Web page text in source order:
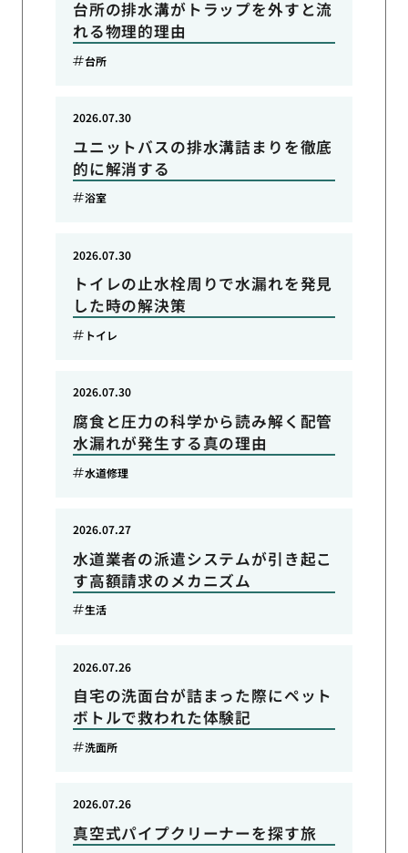
台所の排水溝がトラップを外すと流
れる物理的理由
台所
ユニットバスの排水溝詰まりを徹底
的に解消する
2026.07.30
浴室
トイレの止水栓周りで水漏れを発見
した時の解決策
2026.07.30
トイレ
腐食と圧力の科学から読み解く配管
水漏れが発生する真の理由
2026.07.30
水道修理
水道業者の派遣システムが引き起こ
す高額請求のメカニズム
2026.07.27
生活
自宅の洗面台が詰まった際にペット
ボトルで救われた体験記
2026.07.26
洗面所
真空式パイプクリーナーを探す旅
2026.07.26